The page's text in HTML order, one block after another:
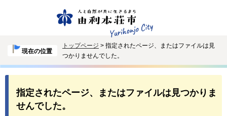
現在の位置
トップページ > 指定されたページ、またはファイルは見
つかりませんでした。
指定されたページ、またはファイルは見つかりま
せんでした。